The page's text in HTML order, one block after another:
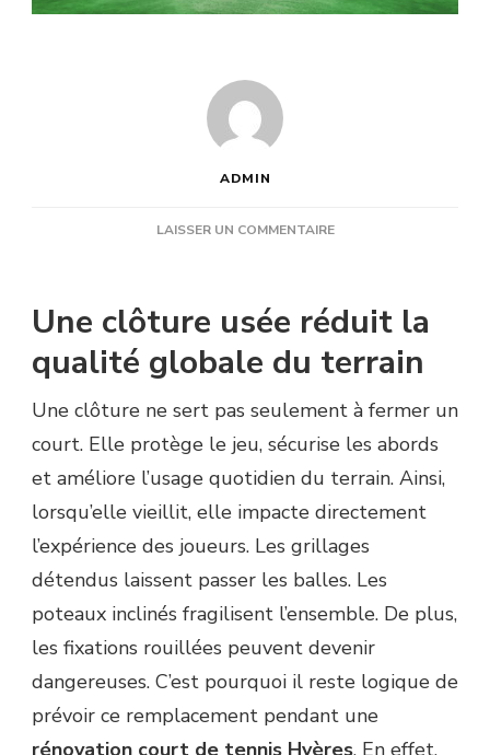
ADMIN
LAISSER UN COMMENTAIRESUR
CLÔTURE
MÊME
QU’UNE
RÉNOVATION
DE
TENNIS
?
Une clôture usée réduit la
qualité globale du terrain
Une clôture ne sert pas seulement à fermer un
court. Elle protège le jeu, sécurise les abords
et améliore l’usage quotidien du terrain. Ainsi,
lorsqu’elle vieillit, elle impacte directement
l’expérience des joueurs. Les grillages
détendus laissent passer les balles. Les
poteaux inclinés fragilisent l’ensemble. De plus,
les fixations rouillées peuvent devenir
dangereuses. C’est pourquoi il reste logique de
prévoir ce remplacement pendant une